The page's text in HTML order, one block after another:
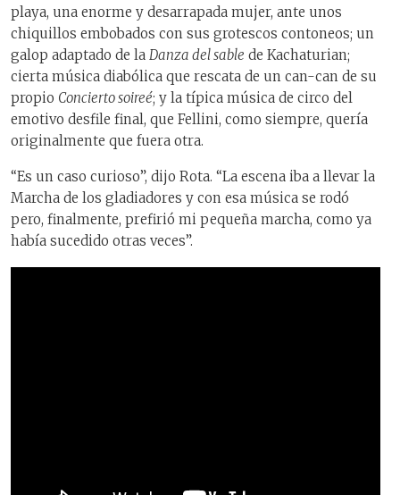
playa, una enorme y desarrapada mujer, ante unos
chiquillos embobados con sus grotescos contoneos; un
galop adaptado de la Danza del sable de Kachaturian;
cierta música diabólica que rescata de un can-can de su
propio Concierto soireé; y la típica música de circo del
emotivo desfile final, que Fellini, como siempre, quería
originalmente que fuera otra.
“Es un caso curioso”, dijo Rota. “La escena iba a llevar la
Marcha de los gladiadores y con esa música se rodó
pero, finalmente, prefirió mi pequeña marcha, como ya
había sucedido otras veces”.